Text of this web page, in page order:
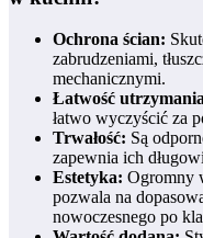
Ochrona ścian:
zabrudzeniami,
mechanicznymi.
Łatwość
łatwo wyczyścić za
Trwałość: Są
zapewnia ich
Estetyka: Ogromny
pozwala na
nowoczesnego po